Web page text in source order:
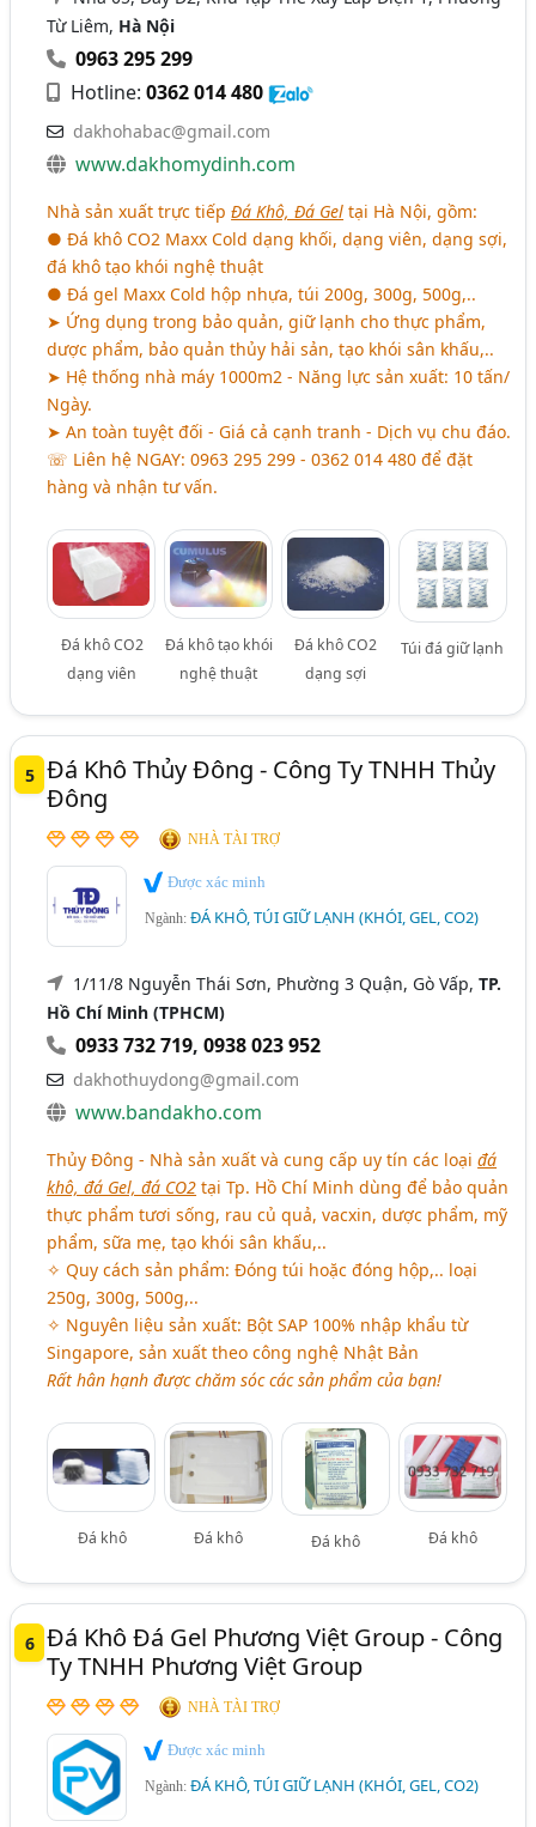
Từ Liêm, Hà Nội
0963 295 299
Hotline:0362 014 480
dakhohabac@gmail.com
www.dakhomydinh.com
Nhà sản xuất trực tiếpĐá Khô, Đá Gel tại Hà Nội, gồm:
● Đá khô CO2 Maxx Cold dạng khối, dạng viên, dạng sợi,
đá khô tạo khói nghệ thuật
● Đá gel Maxx Cold hộp nhựa, túi 200g, 300g, 500g,..
➤ Ứng dụng trong bảo quản, giữ lạnh cho thực phẩm,
dược phẩm, bảo quản thủy hải sản, tạo khói sân khấu,..
➤ Hệ thống nhà máy 1000m2 - Năng lực sản xuất: 10 tấn/
Ngày.
➤ An toàn tuyệt đối - Giá cả cạnh tranh - Dịch vụ chu đáo.
☏ Liên hệ NGAY: 0963 295 299 - 0362 014 480 để đặt
hàng và nhận tư vấn.
Đá khô CO2
dạng viên
Đá khô tạo khói
nghệ thuật
Đá khô CO2
dạng sợi
Túi đá giữ lạnh
5 Đá Khô Thủy Đông - Công Ty TNHH Thủy
Đông
NHÀ TÀI TRỢ
Được xác minh
Ngành:ĐÁ KHÔ, TÚI GIỮ LẠNH (KHÓI, GEL, CO2)
1/11/8 Nguyễn Thái Sơn, Phường 3 Quận, Gò Vấp,TP.
Hồ Chí Minh (TPHCM)
0933 732 719,0938 023 952
dakhothuydong@gmail.com
www.bandakho.com
Thủy Đông - Nhà sản xuất và cung cấp uy tín các loạiđá
khô, đá Gel, đá CO2 tại Tp. Hồ Chí Minh dùng để bảo quản
thực phẩm tươi sống, rau củ quả, vacxin, dược phẩm, mỹ
phẩm, sữa mẹ, tạo khói sân khấu,..
✧ Quy cách sản phẩm: Đóng túi hoặc đóng hộp,.. loại
250g, 300g, 500g,..
✧ Nguyên liệu sản xuất: Bột SAP 100% nhập khẩu từ
Singapore, sản xuất theo công nghệ Nhật Bản
Rất hân hạnh được chăm sóc các sản phẩm của bạn!
Đá khô Đá khô Đá khô Đá khô
6 Đá Khô Đá Gel Phương Việt Group - Công
Ty TNHH Phương Việt Group
NHÀ TÀI TRỢ
Được xác minh
Ngành:ĐÁ KHÔ, TÚI GIỮ LẠNH (KHÓI, GEL, CO2)